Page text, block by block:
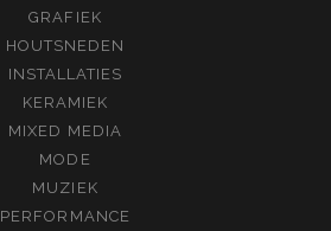
GRAFIEK
HOUTSNEDEN
INSTALLATIES
KERAMIEK
MIXED MEDIA
MODE
MUZIEK
PERFORMANCE